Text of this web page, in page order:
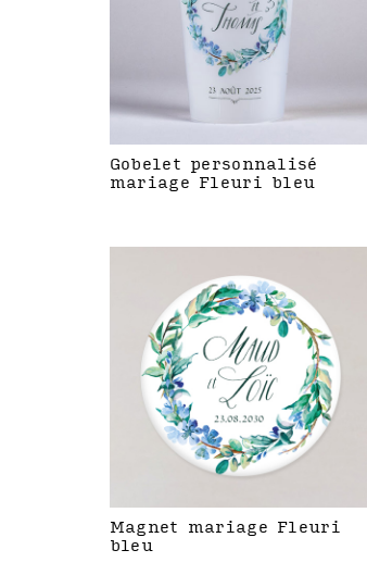
Gobelet personnalisé
mariage Fleuri bleu
Magnet mariage Fleuri
bleu